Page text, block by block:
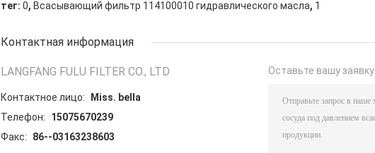
тег: 0, Всасывающий фильтр 114100010 гидравлического масла, 1
Контактная информация
LANGFANG FULU FILTER CO., LTD
Контактное лицо:
Miss. bella
Телефон:
15075670239
Факс:
86--03163238603
Оставьте вашу заявку